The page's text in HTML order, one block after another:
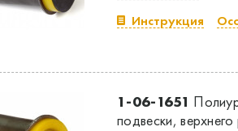
Инструкция
1-06-1651
подвески, верхнего